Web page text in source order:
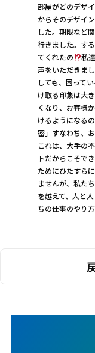
部屋がどのデザ
からそのデザイ
した。期限など
行きました。す
てくれたの
私
声をいただきま
しても、困って
け取る印象は大
くなり、お客様
けるようになる
密」すなわち、
これは、大手の
トだからこそで
ためにひたすら
ませんが、私た
を越えて、人と
ちの仕事のやり方